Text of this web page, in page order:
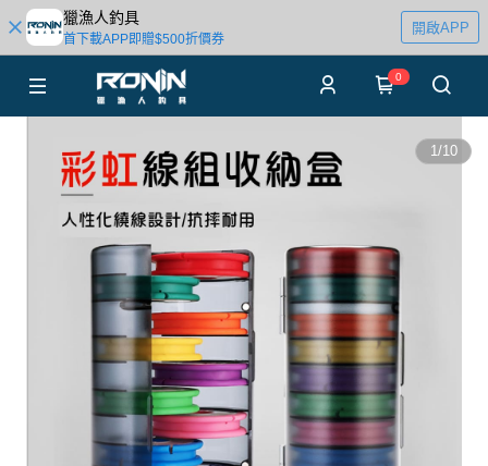
獵漁人釣具
首下載APP即贈$500折價券
開啟APP
0
1/10